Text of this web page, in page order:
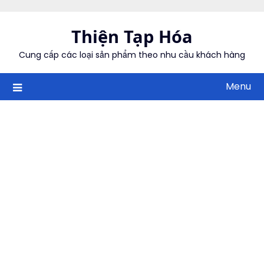
Thiện Tạp Hóa
Cung cấp các loại sản phẩm theo nhu cầu khách hàng
Menu